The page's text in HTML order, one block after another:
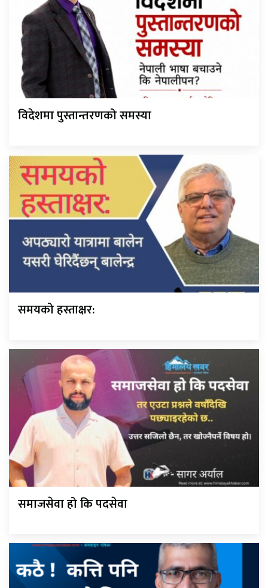
विदेशमा पुस्तान्तरणको समस्या
समयको हस्ताक्षर:
समाजसेवा हो कि पदसेवा